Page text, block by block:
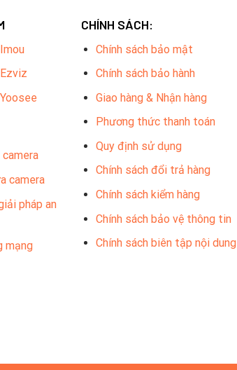
camera
pháp an
mạng
CHÍNH SÁCH:
Chính sách bảo mật
Chính sách bảo hành
Giao hàng & Nhận hàng
Phương thức thanh toán
Quy định sử dụng
Chính sách đổi trả hàng
Chính sách kiểm hàng
Chính sách bảo vệ thông tin
Chính sách biên tập nội dung